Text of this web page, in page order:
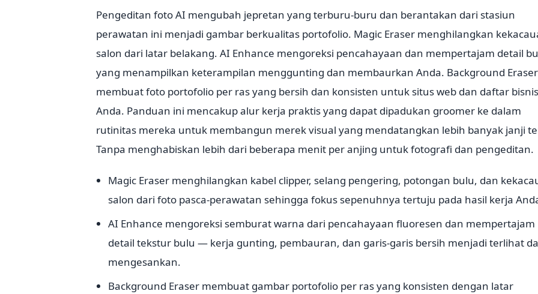
Pengeditan foto AI mengubah jepretan yang terburu-buru dan berantakan dari stasiun
perawatan ini menjadi gambar berkualitas portofolio. Magic Eraser menghilangkan
salon dari latar belakang. AI Enhance mengoreksi pencahayaan dan mempertajam detail
yang menampilkan keterampilan menggunting dan membaurkan Anda. Background Eraser
membuat foto portofolio per ras yang bersih dan konsisten untuk situs web dan daftar bisnis
Anda. Panduan ini mencakup alur kerja praktis yang dapat dipadukan groomer ke dalam
rutinitas mereka untuk membangun merek visual yang mendatangkan lebih banyak janji
Tanpa menghabiskan lebih dari beberapa menit per anjing untuk fotografi dan pengeditan.
Magic Eraser menghilangkan kabel clipper, selang pengering, potongan bulu, dan
salon dari foto pasca-perawatan sehingga fokus sepenuhnya tertuju pada hasil kerja
AI Enhance mengoreksi semburat warna dari pencahayaan fluoresen dan mempertajam
detail tekstur bulu — kerja gunting, pembauran, dan garis-garis bersih menjadi terlihat
mengesankan.
Background Eraser membuat gambar portofolio per ras yang konsisten dengan latar